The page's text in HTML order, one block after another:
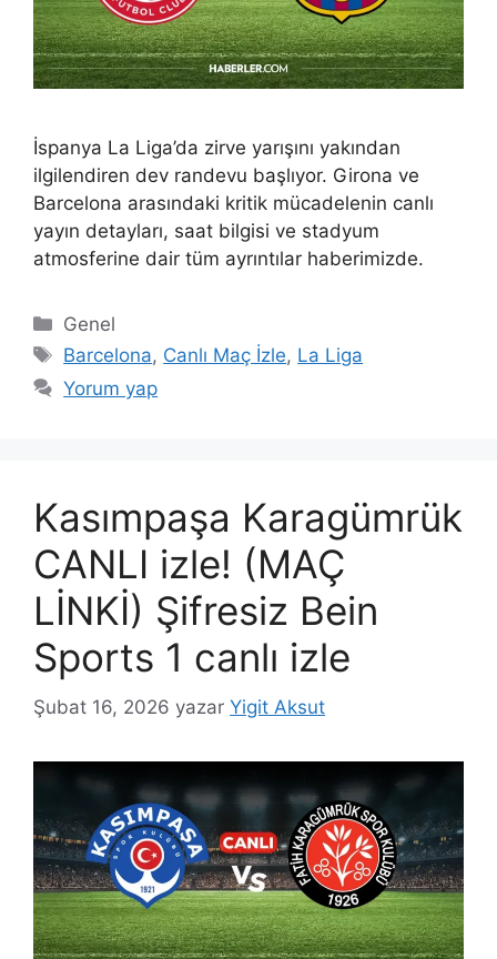
İspanya La Liga’da zirve yarışını yakından
ilgilendiren dev randevu başlıyor. Girona ve
Barcelona arasındaki kritik mücadelenin canlı
yayın detayları, saat bilgisi ve stadyum
atmosferine dair tüm ayrıntılar haberimizde.
Kategoriler
Genel
Etiketler
Barcelona, Canlı Maç İzle, La Liga
Yorum yap
Kasımpaşa Karagümrük
CANLI izle! (MAÇ
LİNKİ) Şifresiz Bein
Sports 1 canlı izle
Şubat 16, 2026 yazar Yigit Aksut